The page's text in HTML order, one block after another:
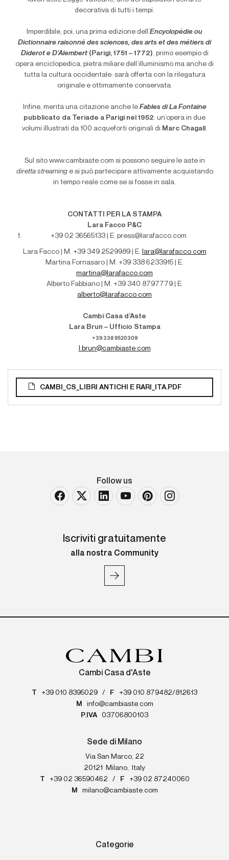
CAMBI_CS_LIBRI ANTICHI E RARI_ITA.PDF
decorativa di tutti i tempi.
Imperdibile, poi, una prima edizione dell’Encyclopédie ou
Dictionnaire raisonné des sciences, des arts et des métiers di
Diderot e D’Alembert(Parigi, 1751 – 1772), primo esempio di
opera enciclopedica, pietra miliare dell’illuminismo ma anche di
tutta la cultura occidentale: sarà offerta con la rilegatura
originale e ottimamente conservata.
Infine, merita una citazione anche le Fables di La Fontaine
pubblicato da Teriade a Parigi nel 1952: un’opera in due
volumi illustrati da 100 acqueforti originali di Marc Chagall.
Sul sito www.cambiaste.com si possono seguire le aste in
diretta streaminge si può partecipare attivamente acquistando
in tempo reale come se si fosse in sala.
CONTATTI PER LA STAMPA
Lara Facco P&C
+39 02 36565133 | E. press@larafacco.com
Lara Facco | M. +39 349 2529989 | E. lara@larafacco.com
Martina Fornasaro | M. +39 338 6233915 | E.
martina@larafacco.com
Alberto Fabbiano | M. +39 340 8797779 | E.
alberto@larafacco.com
Cambi Casa d’Aste
Lara Brun – Ufficio Stampa
+39 338 9520309
l.brun@cambiaste.com
Follow us
Iscriviti gratuitamente
alla nostra Community
Cambi Casa d'Aste
T +39 010 8395029 / F
+39 010 879482/812613
M
info@cambiaste.com
P.IVA
03706800103
Sede di Milano
Via San Marco, 22
20121
Milano,
Italy
T
+39 02 36590462 / F
+39 02 87240060
M
milano@cambiaste.com
Categorie